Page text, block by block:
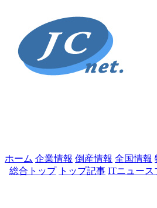
ホーム 企業情報 倒産情報 全国情報
総合トップ トップ記事 ITニュース